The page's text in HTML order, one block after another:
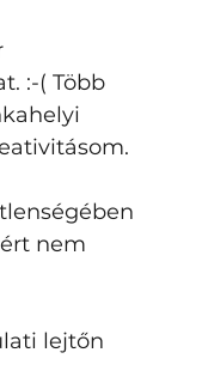
:-( Több
nem
lejtőn